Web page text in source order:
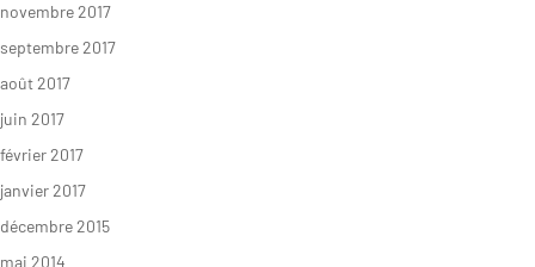
novembre 2017
septembre 2017
août 2017
juin 2017
février 2017
janvier 2017
décembre 2015
mai 2014